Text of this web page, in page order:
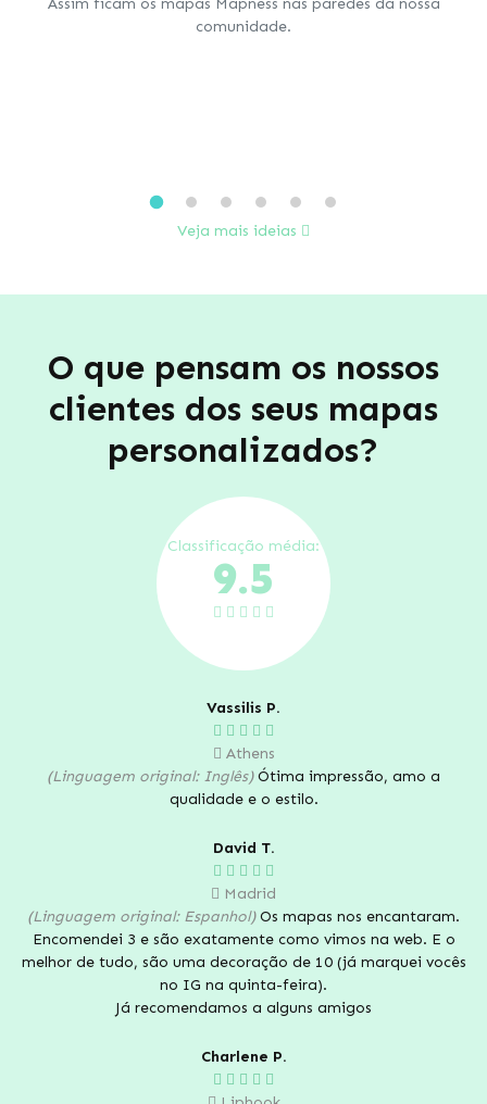
Assim ficam os mapas Mapness nas paredes da nossa
comunidade.
Veja mais ideias
O que pensam os nossos
clientes dos seus mapas
personalizados?
Classificação média:
9.5
Vassilis P.
Athens
(Linguagem original: Inglês)Ótima impressão, amo a
qualidade e o estilo.
David T.
Madrid
(Linguagem original: Espanhol)Os mapas nos encantaram.
Encomendei 3 e são exatamente como vimos na web. E o
melhor de tudo, são uma decoração de 10 (já marquei vocês
no IG na quinta-feira).
Já recomendamos a alguns amigos
Charlene P.